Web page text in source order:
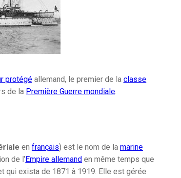
protégéallemand, le premier de la classe
de la Première Guerre mondiale.
en français) est le nom de la marine
de l’Empire allemanden même temps que
qui exista de 1871 à 1919. Elle est gérée